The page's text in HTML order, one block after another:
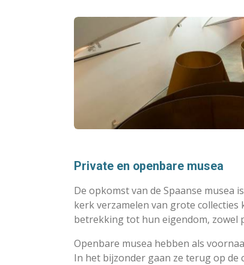
Private en openbare musea
De opkomst van de Spaanse musea
kerk verzamelen van grote
betrekking tot hun eigendom, zowel
Openbare musea hebben als
In het bijzonder gaan ze terug op de